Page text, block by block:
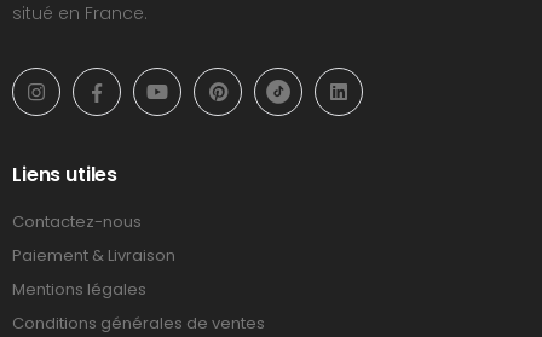
situé en France.
Liens utiles
Contactez-nous
Paiement & Livraison
Mentions légales
Conditions générales de ventes